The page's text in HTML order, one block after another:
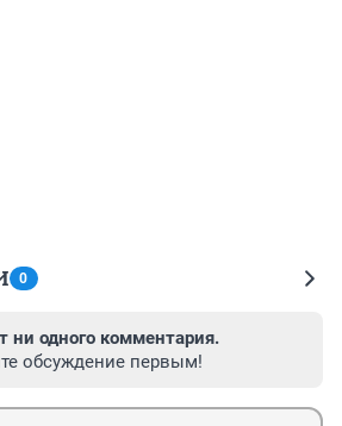
0
ни одного комментария.
обсуждение первым!